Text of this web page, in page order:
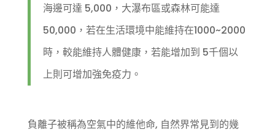
海邊可達 5,000，大瀑布區或森林可能達
50,000，若在生活環境中能維持在1000~2000
時，較能維持人體健康，若能增加到 5千個以
上則可增加強免疫力。
負離子被稱為空氣中的維他命, 自然界常見到的幾